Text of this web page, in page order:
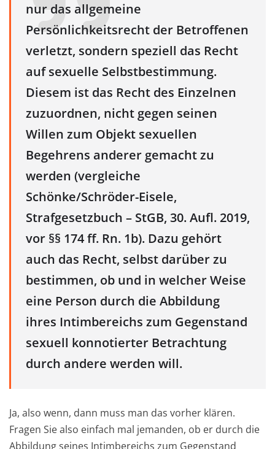
nur das allgemeine
Persönlichkeitsrecht der Betroffenen
verletzt, sondern speziell das Recht
auf sexuelle Selbstbestimmung.
Diesem ist das Recht des Einzelnen
zuzuordnen, nicht gegen seinen
Willen zum Objekt sexuellen
Begehrens anderer gemacht zu
werden (vergleiche
Schönke/Schröder-Eisele,
Strafgesetzbuch – StGB, 30. Aufl. 2019,
vor §§ 174 ff. Rn. 1b). Dazu gehört
auch das Recht, selbst darüber zu
bestimmen, ob und in welcher Weise
eine Person durch die Abbildung
ihres Intimbereichs zum Gegenstand
sexuell konnotierter Betrachtung
durch andere werden will.
Ja, also wenn, dann muss man das vorher klären.
Fragen Sie also einfach mal jemanden, ob er durch die
Abbildung seines Intimbereichs zum Gegenstand